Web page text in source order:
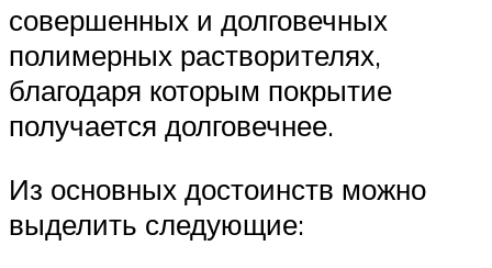
совершенных и долговечных
полимерных растворителях,
благодаря которым покрытие
получается долговечнее.
Из основных достоинств можно
выделить следующие: